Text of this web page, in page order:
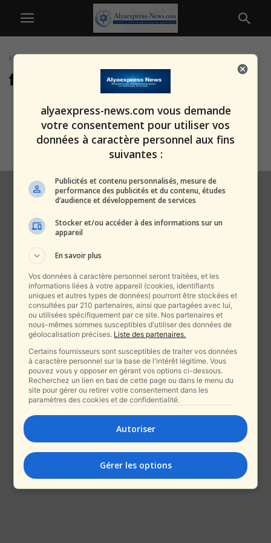
Home
fillette tuée
Tragédie à Beit Shemesh : Une
fillette de 4 ans tuée...
alxprss_sab 3 juillet 2025
alyaexpress-news.com vous demande
votre consentement pour utiliser vos
données à caractère personnel aux fins
suivantes :
Publicités et contenu personnalisés, mesure de
performance des publicités et du contenu, études
d’audience et développement de services
Stocker et/ou accéder à des informations sur un
appareil
En savoir plus
Vos données à caractère personnel seront traitées, et les
informations liées à votre appareil (cookies, identifiants
uniques et autres types de données) pourront être stockées et
consultées par 210 partenaires, ainsi que partagées avec lui,
ou utilisées spécifiquement par ce site. Nos partenaires et
nous-mêmes sommes susceptibles d'utiliser des données de
géolocalisation précises. Liste des partenaires.
Certains fournisseurs sont susceptibles de traiter vos données
à caractère personnel sur la base de l'intérêt légitime. Vous
pouvez vous y opposer en gérant vos options ci-dessous.
Recherchez un lien en bas de cette page ou dans le menu du
site pour gérer ou retirer votre consentement dans les
paramètres des cookies et de confidentialité.
Autoriser
Gérer les options